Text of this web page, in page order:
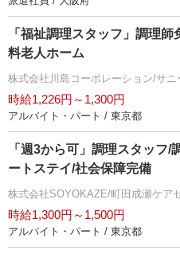
「福祉調理スタッフ」調理
料老人ホーム
株式会社川島コーポレーション/サニ
時給1,226円～1,300円
アルバイト・パート / 東京都
「週3から可」調理スタッフ/
ートステイ/社会保障完備
株式会社SOYOKAZE/町田成瀬ケア
時給1,300円～1,500円
アルバイト・パート / 東京都